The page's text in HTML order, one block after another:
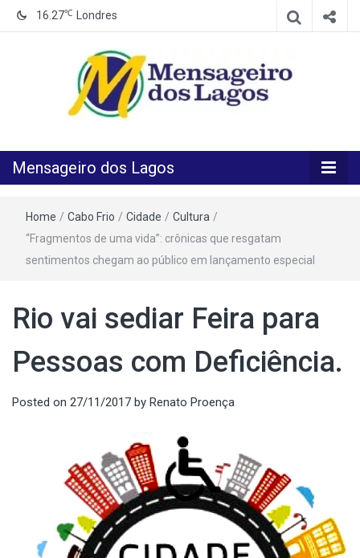
16.27℃ Londres
Mensageiro
dos Lagos
Mensageiro dos Lagos
Home / Cabo Frio / Cidade / Cultura /
“Fragmentos de uma vida”: crônicas que resgatam
sentimentos chegam ao público em lançamento especial
Rio vai sediar Feira para
Pessoas com Deficiência.
Posted on 27/11/2017 by Renato Proença